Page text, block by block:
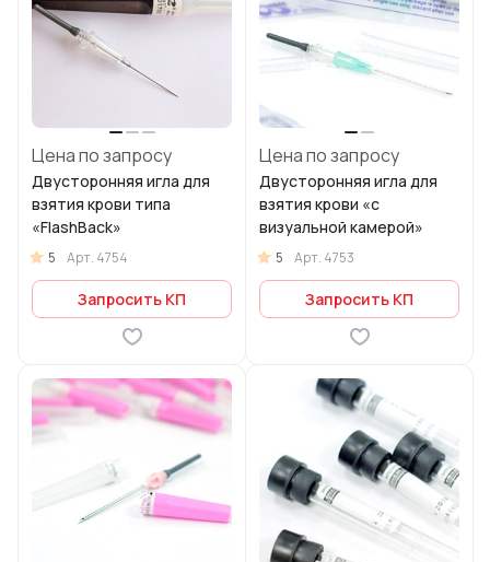
Цена по запросу
Двусторонняя игла для
взятия крови типа
«FlashBack»
5 Арт. 4754
Запросить КП
Цена по запросу
Двусторонняя игла для
взятия крови «с
визуальной камерой»
5 Арт. 4753
Запросить КП